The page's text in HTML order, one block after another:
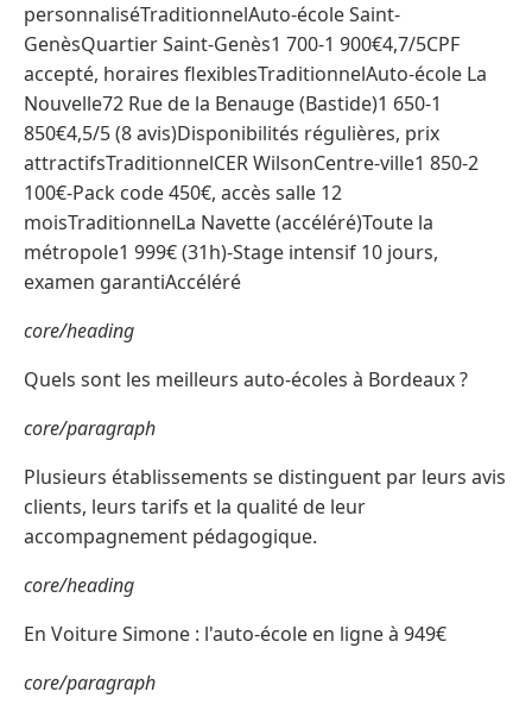
personnaliséTraditionnelAuto-école Saint-
GenèsQuartier Saint-Genès1 700-1 900€4,7/5CPF
accepté, horaires flexiblesTraditionnelAuto-école La
Nouvelle72 Rue de la Benauge (Bastide)1 650-1
850€4,5/5 (8 avis)Disponibilités régulières, prix
attractifsTraditionnelCER WilsonCentre-ville1 850-2
100€-Pack code 450€, accès salle 12
moisTraditionnelLa Navette (accéléré)Toute la
métropole1 999€ (31h)-Stage intensif 10 jours,
examen garantiAccéléré
core/heading
Quels sont les meilleurs auto-écoles à Bordeaux ?
core/paragraph
Plusieurs établissements se distinguent par leurs avis
clients, leurs tarifs et la qualité de leur
accompagnement pédagogique.
core/heading
En Voiture Simone : l'auto-école en ligne à 949€
core/paragraph